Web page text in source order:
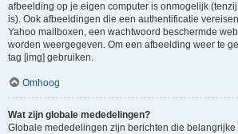
afbeelding op je eigen computer is onmogelijk
is). Ook afbeeldingen die een authentificatie
Yahoo mailboxen, een wachtwoord beschermde
worden weergegeven. Om een afbeelding weer te
tag [img] gebruiken.
Omhoog
Wat zijn globale mededelingen?
Globale mededelingen zijn berichten die belangrijke